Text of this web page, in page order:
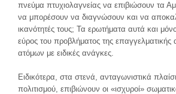
πνεύμα πτυχιολαγνείας να επιβιώσουν τα
να μπορέσουν να διαγνώσουν και να
ικανότητές τους; Τα ερωτήματα αυτά και
εύρος του προβλήματος της
ατόμων με ειδικές ανάγκες.
Ειδικότερα, στα στενά, ανταγωνιστικά
πολιτισμού, επιβιώνουν οι «ισχυροί»